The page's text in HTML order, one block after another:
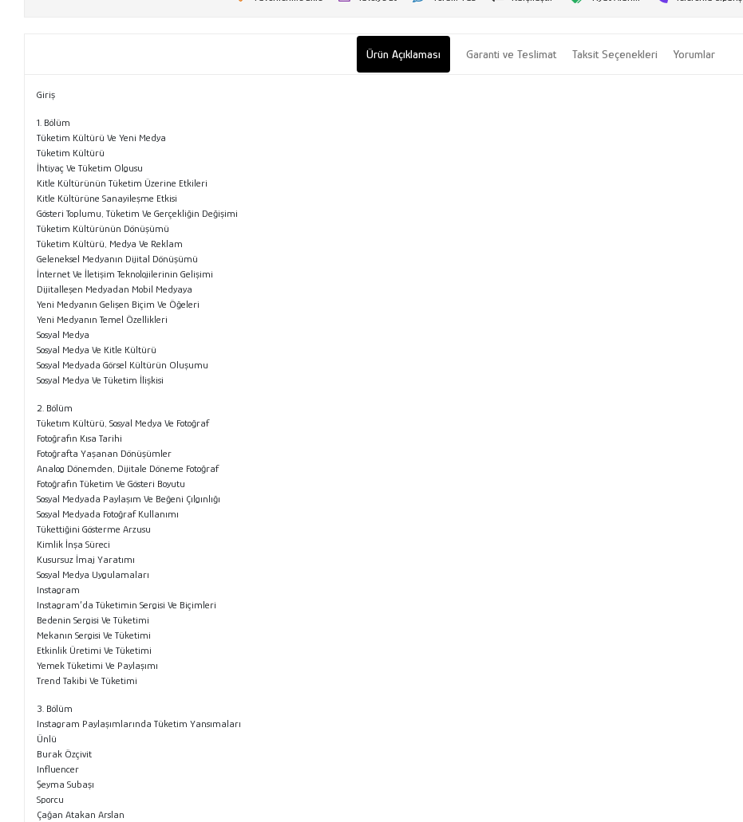
Ürün Açıklaması Garanti ve Teslimat Taksit Seçenekleri Yorumlar
Giriş
1. Bölüm
Tüketim Kültürü Ve Yeni Medya
Tüketim Kültürü
İhtiyaç Ve Tüketim Olgusu
Kitle Kültürünün Tüketim Üzerine Etkileri
Kitle Kültürüne Sanayileşme Etkisi
Gösteri Toplumu, Tüketim Ve Gerçekliğin Değişimi
Tüketim Kültürünün Dönüşümü
Tüketim Kültürü, Medya Ve Reklam
Geleneksel Medyanın Dijital Dönüşümü
İnternet Ve İletişim Teknolojilerinin Gelişimi
Dijitalleşen Medyadan Mobil Medyaya
Yeni Medyanın Gelişen Biçim Ve Öğeleri
Yeni Medyanın Temel Özellikleri
Sosyal Medya
Sosyal Medya Ve Kitle Kültürü
Sosyal Medyada Görsel Kültürün Oluşumu
Sosyal Medya Ve Tüketim İlişkisi
2. Bölüm
Tüketım Kültürü, Sosyal Medya Ve Fotoğraf
Fotoğrafın Kısa Tarihi
Fotoğrafta Yaşanan Dönüşümler
Analog Dönemden, Dijitale Döneme Fotoğraf
Fotoğrafın Tüketim Ve Gösteri Boyutu
Sosyal Medyada Paylaşım Ve Beğeni Çılgınlığı
Sosyal Medyada Fotoğraf Kullanımı
Tükettiğini Gösterme Arzusu
Kimlik İnşa Süreci
Kusursuz İmaj Yaratımı
Sosyal Medya Uygulamaları
Instagram
Instagram’da Tüketimin Sergisi Ve Biçimleri
Bedenin Sergisi Ve Tüketimi
Mekanın Sergisi Ve Tüketimi
Etkinlik Üretimi Ve Tüketimi
Yemek Tüketimi Ve Paylaşımı
Trend Takibi Ve Tüketimi
3. Bölüm
Instagram Paylaşımlarında Tüketim Yansımaları
Ünlü
Burak Özçivit
Influencer
Şeyma Subaşı
Sporcu
Çağan Atakan Arslan